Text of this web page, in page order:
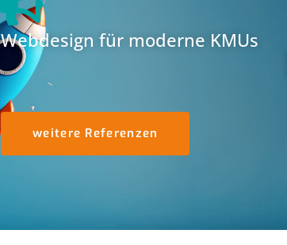
Webdesign für moderne KMUs
weitere Referenzen